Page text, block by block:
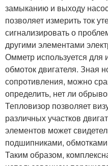
замыканию и выходу
позволяет измерить ток
сигнализировать о
другими элементами
Омметр используется для
обмоток двигателя. Зная
сопротивления, можно
определить, нет ли
Тепловизор позволяет
различных участков
элементов может
подшипниками,
Таким образом,